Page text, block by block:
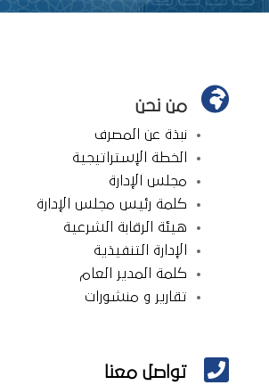
 من نحن
نبذة عن المصرف
الخطة الإستراتيجية
مجلس الإدارة
كلمة رئيس مجلس الإدارة
هيئة الرقابة الشرعية
الإدارة التنفيذية
كلمة المدير العام
تقارير و منشورات
 تواصل معنا